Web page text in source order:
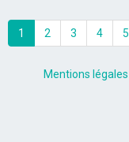
1 2 3 4 5
Mentions légales